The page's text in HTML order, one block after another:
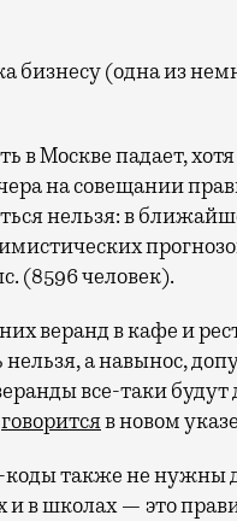
в Москве падает,
на совещании
нельзя: в
(8596 человек).
веранд в кафе и
нельзя, а навынос,
все-таки
говоритсяв новом
коды также не нужны
в школах — это